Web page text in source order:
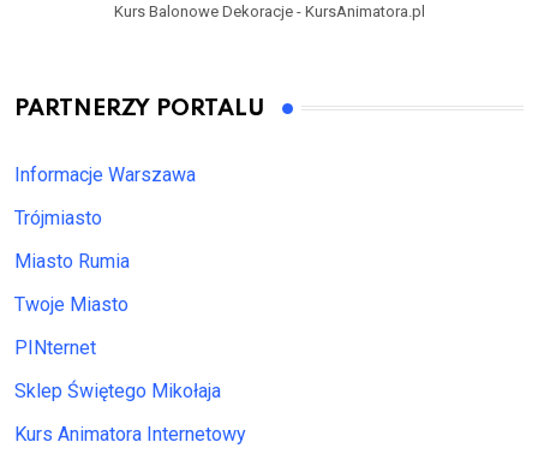
Kurs Balonowe Dekoracje - KursAnimatora.pl
PARTNERZY PORTALU
Informacje Warszawa
Trójmiasto
Miasto Rumia
Twoje Miasto
PINternet
Sklep Świętego Mikołaja
Kurs Animatora Internetowy